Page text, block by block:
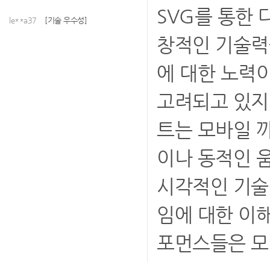
le**a37 [기술 우수성]
SVG를 통한
창적인 기술
에 대한 노력
고려되고 있
트는 모바일
이나 동적인
시각적인 기
임에 대한 이
포먼스들은